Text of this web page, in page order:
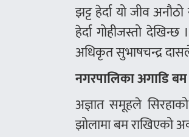
झट्ट हेर्दा यो जीव
हेर्दा गोहीजस्तो
अधिकृत सुभाषचन्द्र
नगरपालिका अगाडि
अज्ञात समूहले
झोलामा बम राखिएको